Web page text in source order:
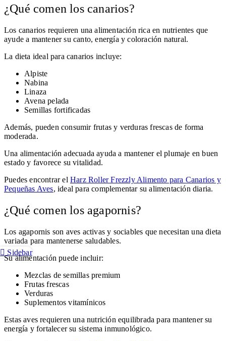
¿Qué comen los canarios?
Los canarios requieren una alimentación rica en nutrientes que
ayude a mantener su canto, energía y coloración natural.
La dieta ideal para canarios incluye:
Alpiste
Nabina
Linaza
Avena pelada
Semillas fortificadas
Además, pueden consumir frutas y verduras frescas de forma
moderada.
Una alimentación adecuada ayuda a mantener el plumaje en buen
estado y favorece su vitalidad.
Puedes encontrar el Harz Roller Frezzly Alimento para Canarios y
Pequeñas Aves, ideal para complementar su alimentación diaria.
¿Qué comen los agapornis?
Los agapornis son aves activas y sociables que necesitan una dieta
variada para mantenerse saludables.
Su alimentación puede incluir:
Mezclas de semillas premium
Frutas frescas
Verduras
Suplementos vitamínicos
Estas aves requieren una nutrición equilibrada para mantener su
energía y fortalecer su sistema inmunológico.
Sidebar